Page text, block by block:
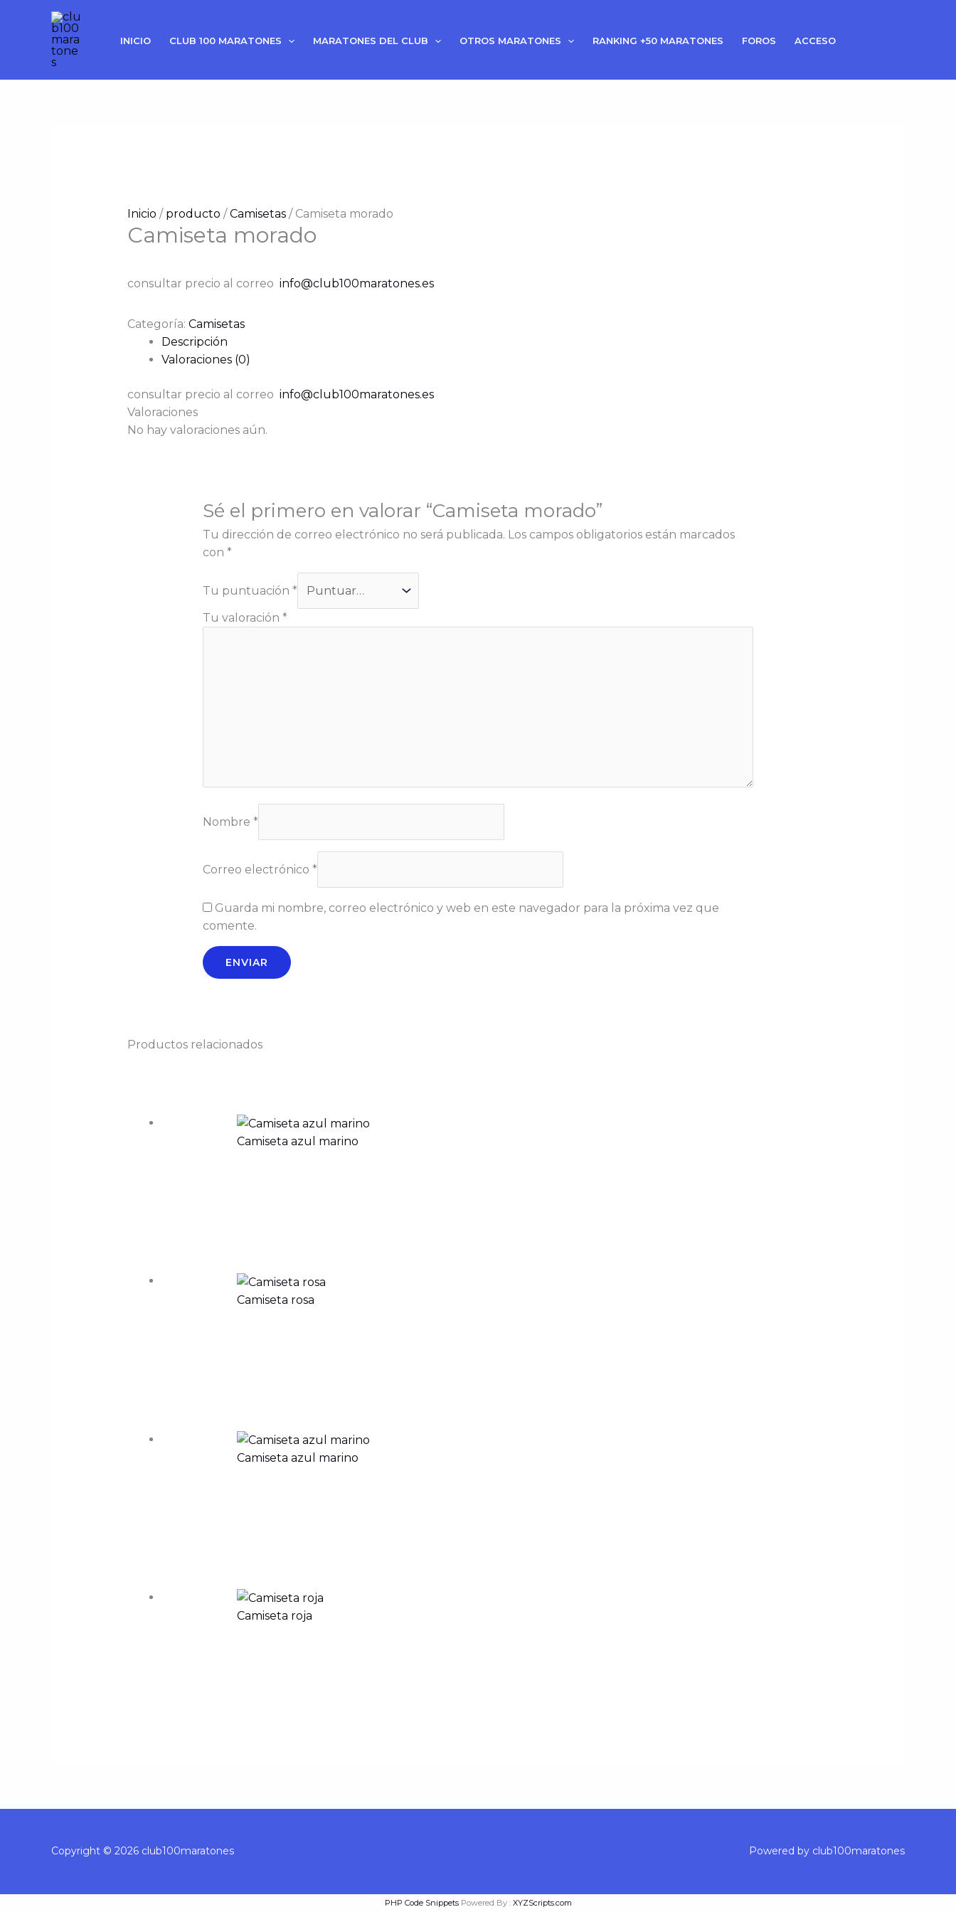
contenido
INICIO CLUB 100 MARATONES MARATONES DEL CLUB OTROS MARATONES RANKING +50 MARATONES FOROS ACCESO
Inicio / producto /Camisetas/ Camiseta morado
Camiseta morado
consultar precio al correo info@club100maratones.es
Categoría: Camisetas
Descripción
Valoraciones (0)
consultar precio al correo info@club100maratones.es
Valoraciones
No hay valoraciones aún.
Sé el primero en valorar “Camiseta morado”
Tu dirección de correo electrónico no será publicada. Los campos obligatorios están marcados
con*
Tu puntuación*
Tu valoración*
Nombre*
Correo electrónico*
Guarda mi nombre, correo electrónico y web en este navegador para la próxima vez que
comente.
Productos relacionados
Camiseta azul marino
Camiseta rosa
Camiseta azul marino
Camiseta roja
Copyright © 2026 club100maratones Powered by club100maratones
PHP Code SnippetsPowered By : XYZScripts.com